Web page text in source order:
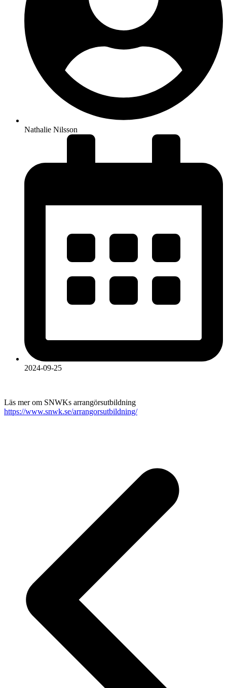
Nathalie Nilsson
2024-09-25
Läs mer om SNWKs arrangörsutbildning
https://www.snwk.se/arrangorsutbildning/